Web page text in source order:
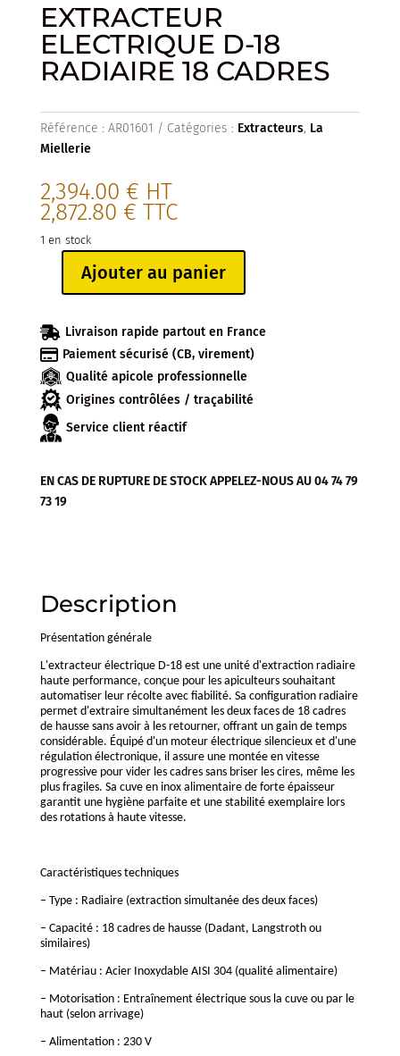
EXTRACTEUR
ELECTRIQUE D-18
RADIAIRE 18 CADRES
Référence : AR01601 Catégories : Extracteurs, La
Miellerie
2,394.00 € HT
2,872.80 € TTC
1 en stock
quantité
EXTRACTEUR
ELECTRIQUE
D-
18
RADIAIRE
18
CADRES
Ajouter au panier
 Livraison rapide partout en France
 Paiement sécurisé (CB, virement)
Qualité apicole professionnelle
Origines contrôlées / traçabilité
Service client réactif
EN CAS DE RUPTURE DE STOCK APPELEZ-NOUS AU 04 74 79
73 19
Description
Présentation générale
L'extracteur électrique D-18 est une unité d'extraction radiaire
haute performance, conçue pour les apiculteurs souhaitant
automatiser leur récolte avec fiabilité. Sa configuration radiaire
permet d'extraire simultanément les deux faces de 18 cadres
de hausse sans avoir à les retourner, offrant un gain de temps
considérable. Équipé d'un moteur électrique silencieux et d'une
régulation électronique, il assure une montée en vitesse
progressive pour vider les cadres sans briser les cires, même les
plus fragiles. Sa cuve en inox alimentaire de forte épaisseur
garantit une hygiène parfaite et une stabilité exemplaire lors
des rotations à haute vitesse.
Caractéristiques techniques
– Type : Radiaire (extraction simultanée des deux faces)
– Capacité : 18 cadres de hausse (Dadant, Langstroth ou
similaires)
– Matériau : Acier Inoxydable AISI 304 (qualité alimentaire)
– Motorisation : Entraînement électrique sous la cuve ou par le
haut (selon arrivage)
– Alimentation : 230 V